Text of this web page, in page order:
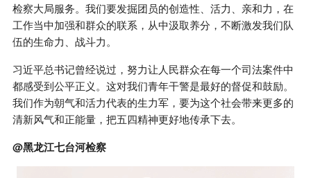
检察大局服务。我们要发掘团员的创造性、活力、亲和力，在
工作当中加强和群众的联系，从中汲取养分，不断激发我们队
伍的生命力、战斗力。
习近平总书记曾经说过，努力让人民群众在每一个司法案件中
都感受到公平正义。这对我们青年干警是最好的督促和鼓励。
我们作为朝气和活力代表的生力军，要为这个社会带来更多的
清新风气和正能量，把五四精神更好地传承下去。
@黑龙江七台河检察